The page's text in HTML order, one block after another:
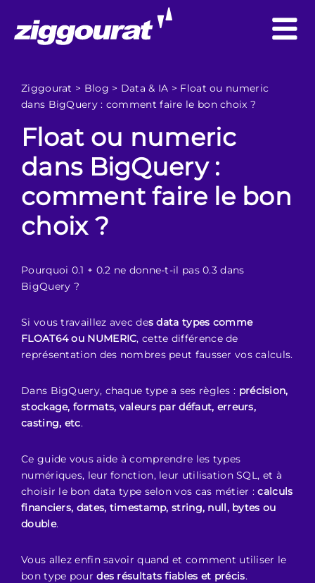
Ziggourat > Blog > Data & IA > Float ou numeric
dans BigQuery : comment faire le bon choix ?
Float ou numeric
dans BigQuery :
comment faire le bon
choix ?
Pourquoi 0.1 + 0.2 ne donne-t-il pas 0.3 dans
BigQuery ?
Si vous travaillez avec des data types comme
FLOAT64 ou NUMERIC, cette différence de
représentation des nombres peut fausser vos calculs.
Dans BigQuery, chaque type a ses règles : précision,
stockage, formats, valeurs par défaut, erreurs,
casting, etc.
Ce guide vous aide à comprendre les types
numériques, leur fonction, leur utilisation SQL, et à
choisir le bon data type selon vos cas métier :calculs
financiers, dates, timestamp, string, null, bytes ou
double.
Vous allez enfin savoir quand et comment utiliser le
bon type pourdes résultats fiables et précis.